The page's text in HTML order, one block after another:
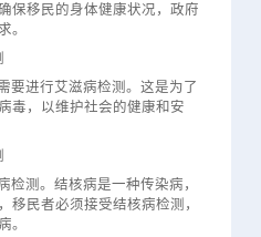
保移民的身体健康状况，政府
。
要进行艾滋病检测。这是为了
毒，以维护社会的健康和安
检测。结核病是一种传染病，
移民者必须接受结核病检测，
。